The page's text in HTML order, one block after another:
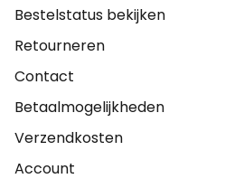
Bestelstatus bekijken
Retourneren
Contact
Betaalmogelijkheden
Verzendkosten
Account